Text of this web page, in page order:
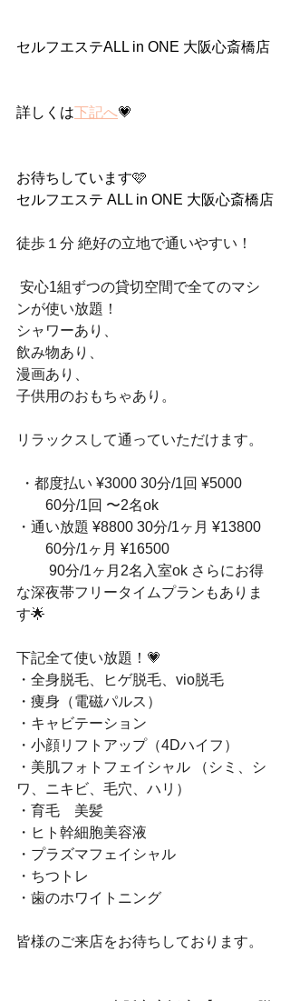
セルフエステALL in ONE 大阪心斎橋店
詳しくは下記へ💗
お待ちしています🩷
セルフエステ ALL in ONE 大阪心斎橋店
徒歩１分 絶好の立地で通いやすい！
安心1組ずつの貸切空間で全てのマシ
ンが使い放題！
シャワーあり、
飲み物あり、
漫画あり、
子供用のおもちゃあり。
リラックスして通っていただけます。
・都度払い ¥3000 30分/1回 ¥5000
60分/1回 〜2名ok
・通い放題 ¥8800 30分/1ヶ月 ¥13800
60分/1ヶ月 ¥16500
90分/1ヶ月2名入室ok さらにお得
な深夜帯フリータイムプランもありま
す🌟
下記全て使い放題！💗
・全身脱毛、ヒゲ脱毛、vio脱毛
・痩身（電磁パルス）
・キャビテーション
・小顔リフトアップ（4Dハイフ）
・美肌フォトフェイシャル （シミ、シ
ワ、ニキビ、毛穴、ハリ）
・育毛　美髪
・ヒト幹細胞美容液
・プラズマフェイシャル
・ちつトレ
・歯のホワイトニング
皆様のご来店をお待ちしております。